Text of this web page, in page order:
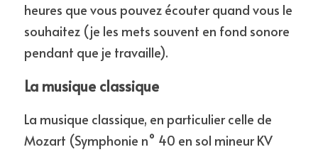
heures que vous pouvez écouter quand vous le
souhaitez (je les mets souvent en fond sonore
pendant que je travaille).
La musique classique
La musique classique, en particulier celle de
Mozart (Symphonie n° 40 en sol mineur KV